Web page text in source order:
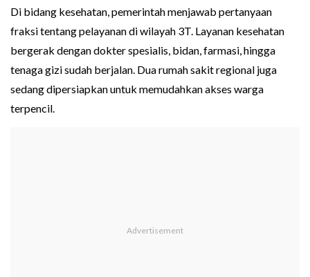
Di bidang kesehatan, pemerintah menjawab pertanyaan
fraksi tentang pelayanan di wilayah 3T. Layanan kesehatan
bergerak dengan dokter spesialis, bidan, farmasi, hingga
tenaga gizi sudah berjalan. Dua rumah sakit regional juga
sedang dipersiapkan untuk memudahkan akses warga
terpencil.